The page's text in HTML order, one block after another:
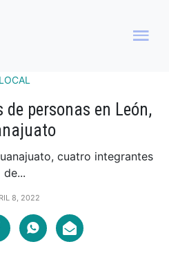
LOCAL
personas en León,
cuatro integrantes
de...
8, 2022